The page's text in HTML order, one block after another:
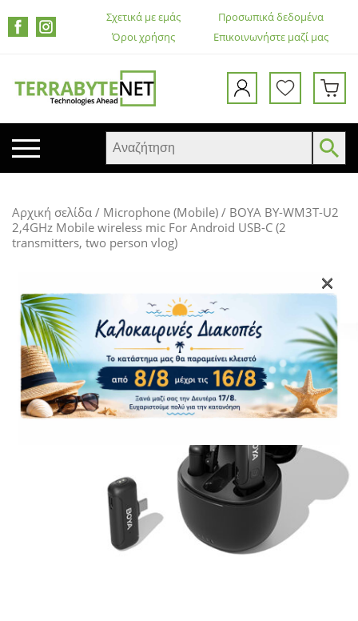
Σχετικά με εμάς
Επικοινωνήστε μαζί μας
Προσωπικά δεδομένα
Όροι χρήσης
TABLETS
HEADSETS & ΗΧΕΊΑ
ΕΚΤΥΠΩΤΈΣ – ΠΟΛΥΜΗΧΑΝΉΜΑΤΑ
WEB CAMERA
ΚΟΥΤΙΆ ΥΠΟΛΟΓΙΣΤΏΝ
CASE FANS
LIQUID COOLERS
ΟΙΚΙΑΚΕΣ ΣΥΣΚΕΥΕΣ
Αρχική σελίδα / Microphone (Mobile) / BOYA BY-WM3T-U2
2,4GHz Mobile wireless mic For Android USB-C (2
transmitters, two person vlog)
×